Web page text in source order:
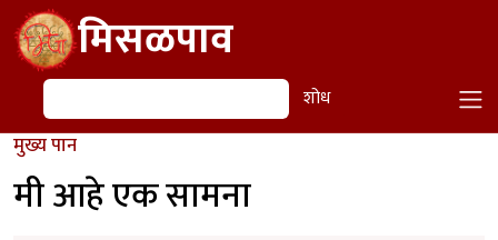
Skip to main contentमिसळपाव
शोध शोध
मुख्य पान
मी आहे एक सामना